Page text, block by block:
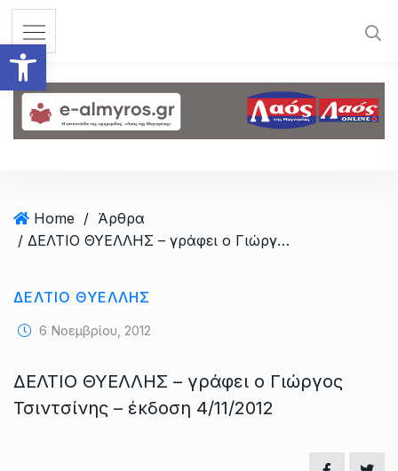
Ανοίξτε τη γραμμή
Home / Άρθρα
/ ΔΕΛΤΙΟ ΘΥΕΛΛΗΣ – γράφει ο Γιώργος Τσιντσίνης – έκδοση 4/11/2012
ΔΕΛΤΙΟ ΘΥΕΛΛΗΣ
6 Νοεμβρίου, 2012
ΔΕΛΤΙΟ ΘΥΕΛΛΗΣ – γράφει ο Γιώργος
Τσιντσίνης – έκδοση 4/11/2012